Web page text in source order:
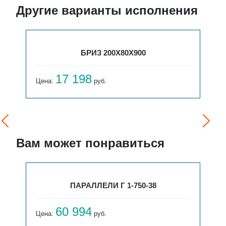
Другие варианты исполнения
БРИЗ 200Х80Х900
Цена: 17 198 руб.
Вам может понравиться
ПАРАЛЛЕЛИ Г 1-750-38
Цена: 60 994 руб.